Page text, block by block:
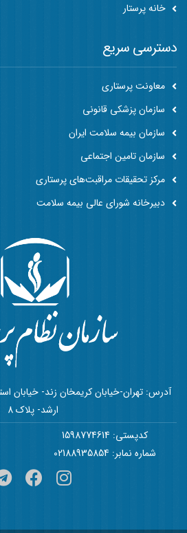
خانه پرستار
آدرس: تهران-خیابان کریمخان زند- خیابان
ارشد- پلاک 8
کدپستی: 1598774614
شماره نمابر: 02188935854
دسترسی سریع
معاونت پرستاری
سازمان پزشکی قانونی
سازمان بیمه سلامت ایران
سازمان تامین اجتماعی
مرکز تحقیقات مراقبت‌های پرستاری
دبیرخانه شورای عالی بیمه سلامت